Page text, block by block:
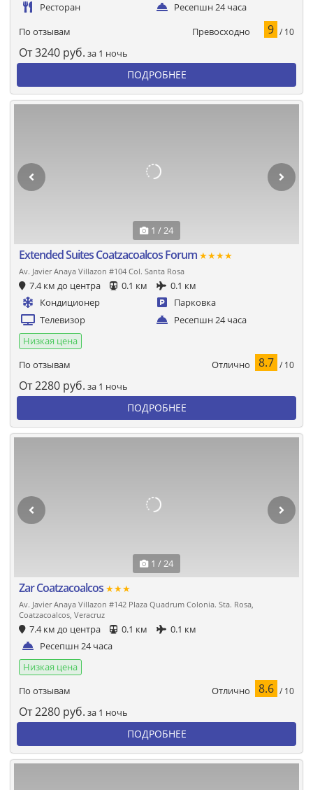
Ресторан
Ресепшн 24 часа
По отзывам Превосходно 9 / 10
От3240 руб. за 1 ночь
ПОДРОБНЕЕ
1 / 24
Extended Suites Coatzacoalcos Forum ★★★★
Av. Javier Anaya Villazon #104 Col. Santa Rosa
7.4 км до центра 0.1 км
0.1 км
Кондиционер
Парковка
Телевизор
Ресепшн 24 часа
Низкая цена
По отзывам
Отлично 8.7 / 10
От2280 руб. за 1 ночь
ПОДРОБНЕЕ
1 / 24
Zar Coatzacoalcos ★★★
Av. Javier Anaya Villazon #142 Plaza Quadrum Colonia. Sta. Rosa,
Coatzacoalcos, Veracruz
7.4 км до центра 0.1 км
0.1 км
Ресепшн 24 часа
Низкая цена
По отзывам
Отлично 8.6 / 10
От2280 руб. за 1 ночь
ПОДРОБНЕЕ